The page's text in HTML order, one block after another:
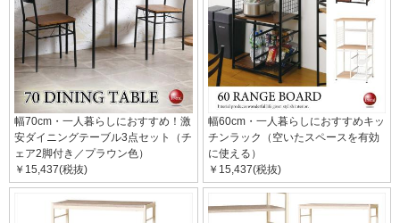
幅70cm・一人暮らしにおすすめ！激
安ダイニングテーブル3点セット（チ
ェア2脚付き／プラウン色）
￥15,437(税抜)
幅60cm・一人暮らしにおすすめキッ
チンラック（空いたスペースを有効
に使える）
￥15,437(税抜)